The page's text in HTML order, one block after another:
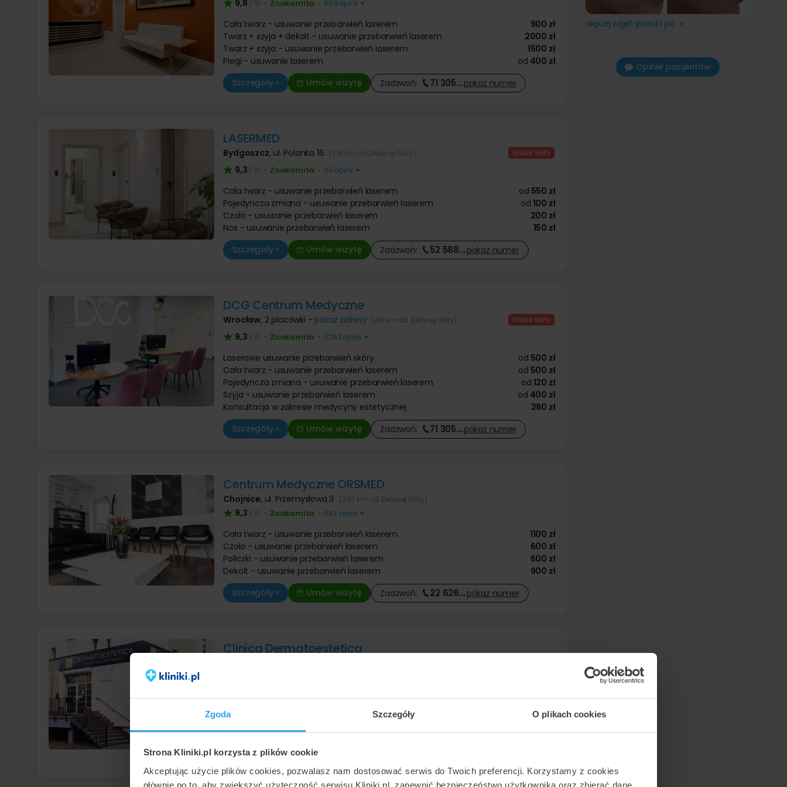
Zgoda Szczegóły O plikach cookies
Strona Kliniki.pl korzysta z plików cookie
Akceptując użycie plików cookies, pozwalasz nam dostosować serwis do Twoich preferencji. Korzystamy z cookies
głównie po to, aby zwiększyć użyteczność serwisu Kliniki.pl, zapewnić bezpieczeństwo użytkownika oraz zbierać dane
9,8 / 10 • Znakomita • 568 opinii
Cała twarz - usuwanie przebarwień laserem
900 zł
Twarz + szyja + dekolt - usuwanie przebarwień laserem
2000 zł
Twarz + szyja - usuwanie przebarwień laserem
1500 zł
Piegi - usuwanie laserem
od 400 zł
Szczegóły »
Umów wizytę Zadzwoń: 71 305…pokaż numer
LASERMED
Bydgoszcz, ul. Polanka 16 (216 km od Zielonej Góry)
9,3 / 10 • Znakomita • 115 opinii
Cała twarz - usuwanie przebarwień laserem od 550 zł
Pojedyncza zmiana - usuwanie przebarwień laserem
od 100 zł
Czoło - usuwanie przebarwień laserem
200 zł
Nos - usuwanie przebarwień laserem
150 zł
Szczegóły »
Umów wizytę Zadzwoń: 52 588…pokaż numer
DCG Centrum Medyczne
Wrocław, 2 placówki - pokaż adresy (140 km od Zielonej Góry)
9,3 / 10 • Znakomita • 5262 opinii
Laserowe usuwanie przebarwień skóry od 500 zł
Cała twarz - usuwanie przebarwień laserem
od 500 zł
Pojedyncza zmiana - usuwanie przebarwień laserem
od 120 zł
Szyja - usuwanie przebarwień laserem
od 400 zł
Konsultacja w zakresie medycyny estetycznej
280 zł
Szczegóły »
Umów wizytę Zadzwoń: 71 305…pokaż numer
Centrum Medyczne ORSMED
Chojnice, ul. Przemysłowa 3 (240 km od Zielonej Góry)
9,3 / 10 • Znakomita • 683 opinii
Cała twarz - usuwanie przebarwień laserem
1100 zł
Czoło - usuwanie przebarwień laserem
600 zł
Policzki - usuwanie przebarwień laserem
600 zł
Dekolt - usuwanie przebarwień laserem
900 zł
Szczegóły »
Umów wizytę Zadzwoń: 22 626…pokaż numer
Clinica Dermatoestetica
Laserowe usuwanie przebarwień skóry
2500 zł
Cała twarz - usuwanie przebarwień laserem
1500 zł
Twarz + szyja + dekolt - usuwanie przebarwień laserem
2500 zł
Twarz + szyja - usuwanie przebarwień laserem
2000 zł
Szczegóły »
Umów wizytę
więcej zdjęć przed i po »
Opinie pacjentów